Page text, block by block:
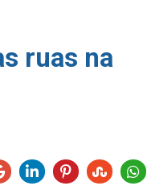
ruas na